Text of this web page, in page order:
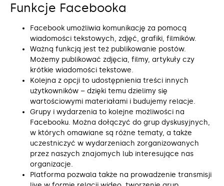
Funkcje Facebooka
Facebook umożliwia komunikację za pomocą
wiadomości tekstowych, zdjęć, grafiki, filmików.
Ważną funkcją jest też publikowanie postów.
Możemy publikować zdjęcia, filmy, artykuły czy
krótkie wiadomości tekstowe.
Kolejna z opcji to udostępnienia treści innych
użytkowników – dzięki temu dzielimy się
wartościowymi materiałami i budujemy relacje.
Grupy i wydarzenia to kolejne możliwości na
Facebooku. Można dołączyć do grup dyskusyjnych,
w których omawiane są różne tematy, a także
uczestniczyć w wydarzeniach zorganizowanych
przez naszych znajomych lub interesujące nas
organizacje.
Platforma pozwala także na prowadzenie transmisji